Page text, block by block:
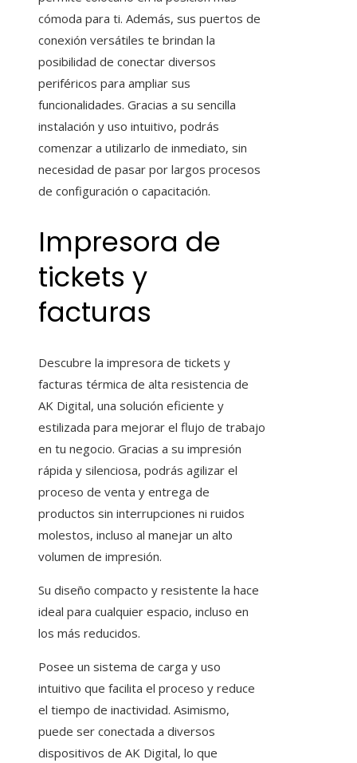
cómoda para ti. Además, sus puertos de
conexión versátiles te brindan la
posibilidad de conectar diversos
periféricos para ampliar sus
funcionalidades. Gracias a su sencilla
instalación y uso intuitivo, podrás
comenzar a utilizarlo de inmediato, sin
necesidad de pasar por largos procesos
de configuración o capacitación.
Impresora de
tickets y
facturas
Descubre la impresora de tickets y
facturas térmica de alta resistencia de
AK Digital, una solución eficiente y
estilizada para mejorar el flujo de trabajo
en tu negocio. Gracias a su impresión
rápida y silenciosa, podrás agilizar el
proceso de venta y entrega de
productos sin interrupciones ni ruidos
molestos, incluso al manejar un alto
volumen de impresión.
Su diseño compacto y resistente la hace
ideal para cualquier espacio, incluso en
los más reducidos.
Posee un sistema de carga y uso
intuitivo que facilita el proceso y reduce
el tiempo de inactividad. Asimismo,
puede ser conectada a diversos
dispositivos de AK Digital, lo que